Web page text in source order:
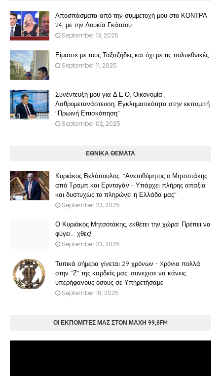
Αποσπάσματα από την συμμετοχή μου στο ΚΟΝΤΡΑ
24, με την Λουκία Γκάτσου
September 13, 2025
Είμαστε με τους Ταξιτζήδες και όχι με τις πολυεθνικές
September 11, 2025
Συνέντευξη μου για Δ.Ε.Θ, Οικονομία ,
Λαθρομετανάστευση, Εγκληματικότητα στην εκπομπή
"Πρωινή Επισκόπηση"
September 02, 2025
ΕΘΝΙΚΑ ΘΕΜΑΤΑ
Κυριάκος Βελόπουλος: "Ανεπιθύμητος ο Μητσοτάκης
από Τραμπ και Ερντογάν - Υπάρχει πλήρης απαξία
και δυστυχώς το πληρώνει η Ελλάδα μας"
September 23, 2025
Ο Κυριάκος Μητσοτάκης, εκθέτει την χώρα! Πρέπει να
φύγει… χθες!
September 23, 2025
Τυπικά σήμερα γίνεται 29 χρόνων - Xρόνια πολλά
στην "Ζ" της καρδιάς μας, συνεχισε να κάνεις
υπερήφανους όσους σε Υπηρετήσαμε.
September 18, 2025
ΟΙ ΕΚΠΟΜΠΈΣ ΜΑΣ ΣΤΟΝ ΜΑΧΗ 99,8FM